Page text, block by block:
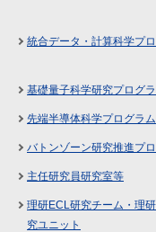
統合データ・計算科学プ
基礎量子科学研究プログ
先端半導体科学プログラム
バトンゾーン研究推進プ
主任研究員研究室等
理研ECL研究チーム・理
究ユニット